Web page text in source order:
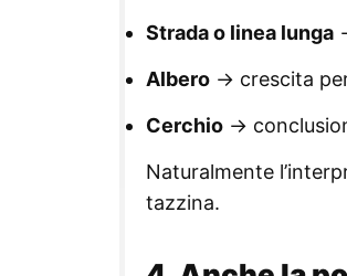
Strada o linea lunga
Albero → crescita
Cerchio →
Naturalmente
tazzina.